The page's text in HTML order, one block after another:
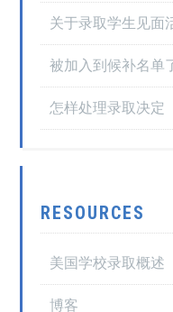
关于录取学生见面
被加入到候补名单
怎样处理录取决定
RESOURCES
美国学校录取概述
博客